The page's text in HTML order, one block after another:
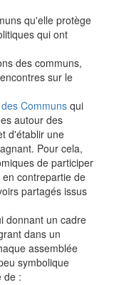
qu'elle protège
qui ont
des communs,
sur le
Communsqui
autour des
d'établir une
Pour cela,
de participer
contrepartie de
partagés issus
donnant un cadre
dans un
assemblée
symbolique
de :